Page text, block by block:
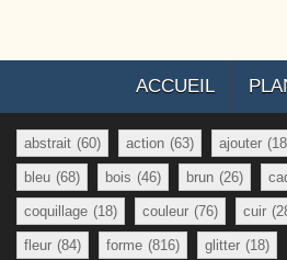
ACCUEIL
abstrait (60) action (63) ajouter
bleu (68) bois (46) brun (26)
coquillage (18) couleur (76) cuir
fleur (84) forme (816) glitter (18)